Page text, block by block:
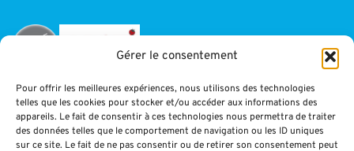
Gérer le consentement
Pour offrir les meilleures expériences, nous utilisons des technologies
telles que les cookies pour stocker et/ou accéder aux informations des
appareils. Le fait de consentir à ces technologies nous permettra de traiter
des données telles que le comportement de navigation ou les ID uniques
sur ce site. Le fait de ne pas consentir ou de retirer son consentement peut
INFORMATIONS